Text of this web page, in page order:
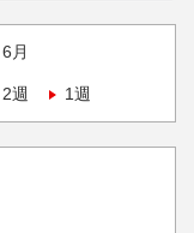
6月
2週 1週